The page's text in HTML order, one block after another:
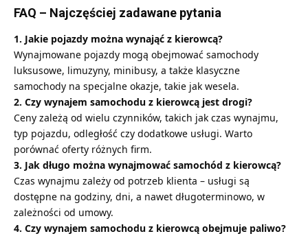
FAQ – Najczęściej zadawane pytania
1. Jakie pojazdy można wynająć z kierowcą?
Wynajmowane pojazdy mogą obejmować samochody
luksusowe, limuzyny, minibusy, a także klasyczne
samochody na specjalne okazje, takie jak wesela.
2. Czy wynajem samochodu z kierowcą jest drogi?
Ceny zależą od wielu czynników, takich jak czas wynajmu,
typ pojazdu, odległość czy dodatkowe usługi. Warto
porównać oferty różnych firm.
3. Jak długo można wynajmować samochód z kierowcą?
Czas wynajmu zależy od potrzeb klienta – usługi są
dostępne na godziny, dni, a nawet długoterminowo, w
zależności od umowy.
4. Czy wynajem samochodu z kierowcą obejmuje paliwo?